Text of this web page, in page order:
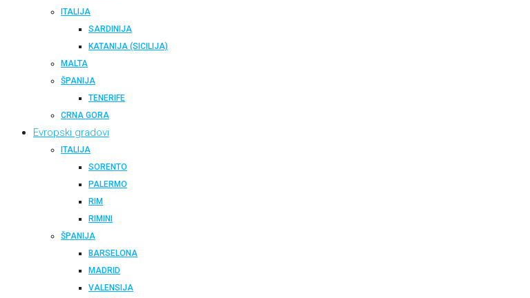
ITALIJA
SARDINIJA
KATANIJA (SICILIJA)
MALTA
ŠPANIJA
TENERIFE
CRNA GORA
Evropski gradovi
ITALIJA
SORENTO
PALERMO
RIM
RIMINI
ŠPANIJA
BARSELONA
MADRID
VALENSIJA